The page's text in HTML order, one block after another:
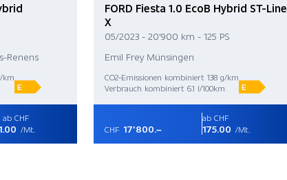
Renens
km
E
ab CHF
/Mt.
FORD Fiesta 1.0 EcoB Hybrid ST-Line
X
05/2023 - 20'900 km - 125 PS
Emil Frey Münsingen
CO2-Emissionen kombiniert 138 g/km
Verbrauch kombiniert 6.1 l/100km
E
CHF 17'800.–
ab CHF
175.00 /Mt.